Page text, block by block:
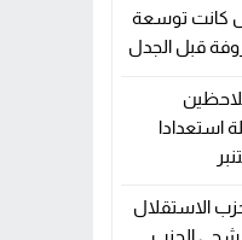
هل كانت توسعة
قبل الجدل
استعدادا
الاستقلال
الحزب